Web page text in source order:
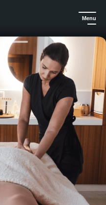
Menu
Deep Nature Spa in de Caserne Chanzy